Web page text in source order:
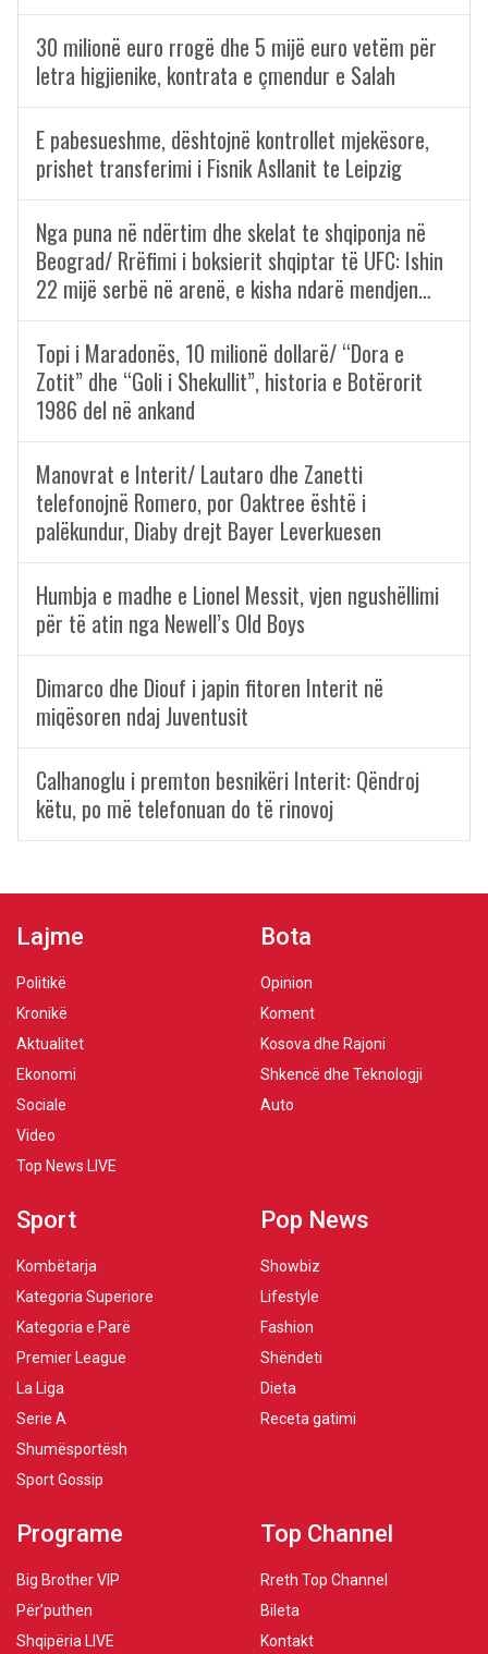
30 milionë euro rrogë dhe 5 mijë euro vetëm për
letra higjienike, kontrata e çmendur e Salah
E pabesueshme, dështojnë kontrollet mjekësore,
prishet transferimi i Fisnik Asllanit te Leipzig
Nga puna në ndërtim dhe skelat te shqiponja në
Beograd/ Rrëfimi i boksierit shqiptar të UFC: Ishin
22 mijë serbë në arenë, e kisha ndarë mendjen…
Topi i Maradonës, 10 milionë dollarë/ “Dora e
Zotit” dhe “Goli i Shekullit”, historia e Botërorit
1986 del në ankand
Manovrat e Interit/ Lautaro dhe Zanetti
telefonojnë Romero, por Oaktree është i
palëkundur, Diaby drejt Bayer Leverkuesen
Humbja e madhe e Lionel Messit, vjen ngushëllimi
për të atin nga Newell’s Old Boys
Dimarco dhe Diouf i japin fitoren Interit në
miqësoren ndaj Juventusit
Calhanoglu i premton besnikëri Interit: Qëndroj
këtu, po më telefonuan do të rinovoj
Lajme
Politikë
Kronikë
Aktualitet
Ekonomi
Sociale
Video
Top News LIVE
Bota
Opinion
Koment
Kosova dhe Rajoni
Shkencë dhe Teknologji
Auto
Sport
Kombëtarja
Kategoria Superiore
Kategoria e Parë
Premier League
La Liga
Serie A
Shumësportësh
Sport Gossip
Pop News
Showbiz
Lifestyle
Fashion
Shëndeti
Dieta
Receta gatimi
Programe
Big Brother VIP
Për’puthen
Shqipëria LIVE
Top Channel
Rreth Top Channel
Bileta
Kontakt